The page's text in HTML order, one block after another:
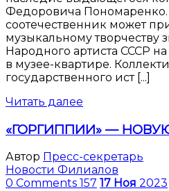
Федоровича
соотечественник может
музыкальному творчеству
Народного артиста СССР
в музее-квартире.
государственного ист [...]
Читать далее
«ГОРГИППИИ» —
Автор Пресс-секретарь
Новости Филиалов
0 Comments 157 17 Ноя 2023